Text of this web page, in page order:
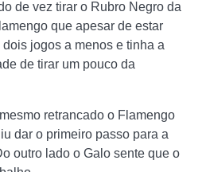
de vez tirar o Rubro Negro da
que apesar de estar
jogos a menos e tinha a
de tirar um pouco da
retrancado o Flamengo
dar o primeiro passo para a
outro lado o Galo sente que o